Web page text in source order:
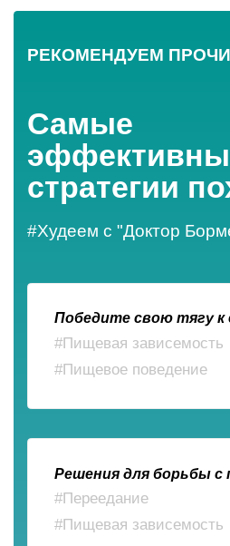
РЕКОМЕНДУЕМ
Самые
стратегии
#Худеем с "Доктор
Победите свою тягу к
#Пищевая зависемость
#Пищевое поведение
Решения для борьбы с
#Переедание
#Пищевая зависемость